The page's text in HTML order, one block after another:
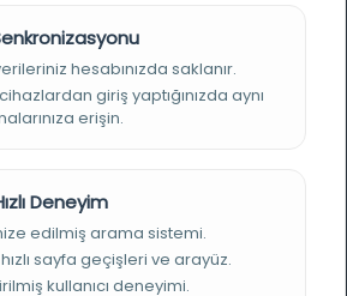
coğrafyalara ait tarihî yazma ve
süreli yayınları ve görsel
katalog.
İstanbul Ün. Avcılar Kampüsü Avcılar,
hesabınızda saklanır.
giriş yaptığınızda aynı
erişin.
Deneyim
edilmiş arama sistemi.
sayfa geçişleri ve arayüz.
kullanıcı deneyimi.